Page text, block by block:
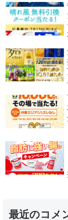
最近のコメ